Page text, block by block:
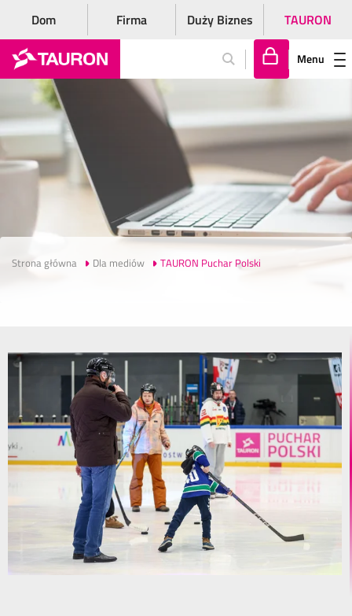
Dom Firma Duży Biznes TAURON
lo
gu
j
si
ę
Menu
Strona główna Dla mediów TAURON Puchar Polski